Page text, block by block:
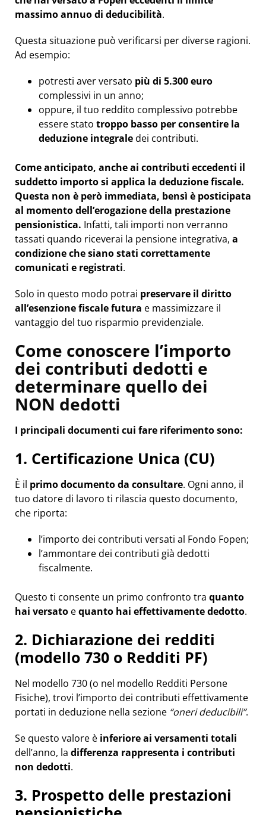
massimo annuo di deducibilità.
Questa situazione può verificarsi per diverse ragioni.
Ad esempio:
potresti aver versato più di 5.300 euro
complessivi in un anno;
oppure, il tuo reddito complessivo potrebbe
essere stato troppo basso per consentire la
deduzione integraledei contributi.
Come anticipato, anche ai contributi eccedenti il
suddetto importo si applica la deduzione fiscale.
Questa non è però immediata, bensì è posticipata
al momento dell’erogazione della prestazione
pensionistica. Infatti, tali importi non verranno
tassati quando riceverai la pensione integrativa, a
condizione che siano stati correttamente
comunicati e registrati.
Solo in questo modo potrai preservare il diritto
all’esenzione fiscale futura e massimizzare il
vantaggio del tuo risparmio previdenziale.
Come conoscere l’importo
dei contributi dedotti e
determinare quello dei
NON dedotti
I principali documenti cui fare riferimento sono:
1. Certificazione Unica (CU)
È il primo documento da consultare. Ogni anno, il
tuo datore di lavoro ti rilascia questo documento,
che riporta:
l’importo dei contributi versati al Fondo Fopen;
l’ammontare dei contributi già dedotti
fiscalmente.
Questo ti consente un primo confronto tra quanto
hai versato equanto hai effettivamente dedotto.
2. Dichiarazione dei redditi
(modello 730 o Redditi PF)
Nel modello 730 (o nel modello Redditi Persone
Fisiche), trovi l’importo dei contributi effettivamente
portati in deduzione nella sezione “oneri deducibili”.
Se questo valore è inferiore ai versamenti totali
dell’anno, la differenza rappresenta i contributi
non dedotti.
3. Prospetto delle prestazioni